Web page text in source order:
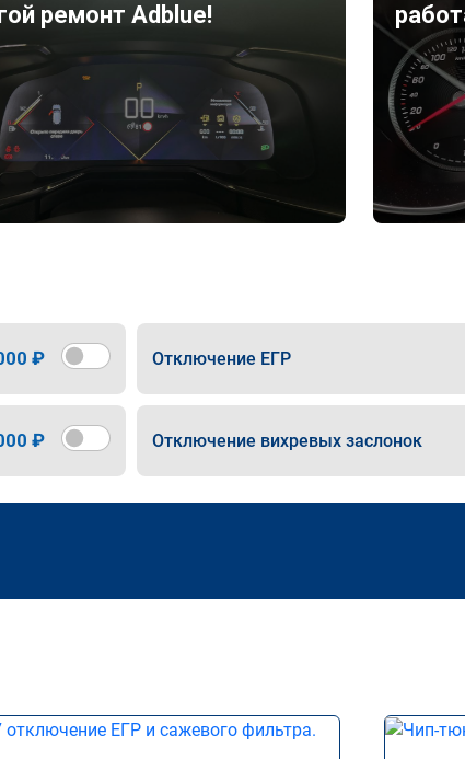
ремонт Adblue!
₽ Отключение ЕГР
₽ Отключение вихревых заслонок